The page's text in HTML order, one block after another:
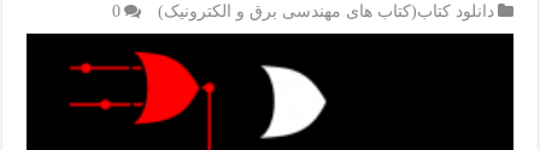
دانلود کتاب(کتاب های مهندسی برق و الکترونیک) 0